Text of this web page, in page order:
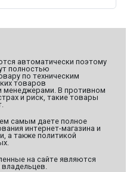
автоматически поэтому
полностью
по техническим
товаров
менеджерами. В противном
и риск, такие товары
самым даете полное
интернет-магазина и
а также политикой
на сайте являются